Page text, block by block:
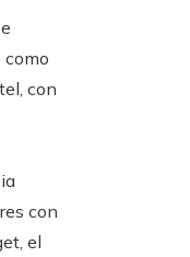
con
con
el